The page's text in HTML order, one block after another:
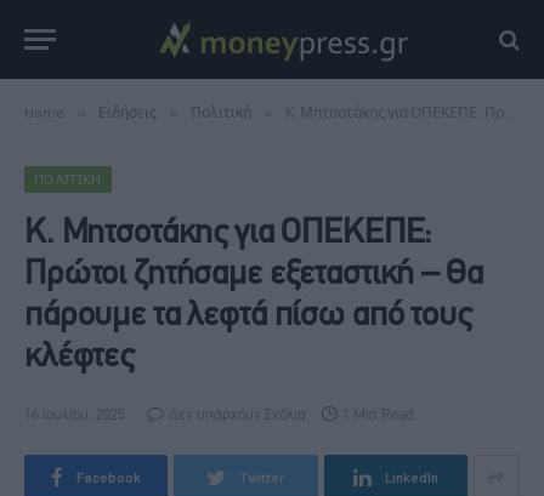
Home Ειδήσεις Πολιτική Κ. Μητσοτάκης για ΟΠΕΚΕΠΕ: Πρώτοι ζητήσαμε εξεταστική – Θα πάρουμε τα λεφτά πίσω από τους κλέφτες
ΠΟΛΙΤΙΚΉ
Κ. Μητσοτάκης για ΟΠΕΚΕΠΕ:
Πρώτοι ζητήσαμε εξεταστική – Θα
πάρουμε τα λεφτά πίσω από τους
κλέφτες
16 Ιουλίου, 2025 Δεν υπάρχουν Σχόλια 1 Min Read
Facebook Twitter LinkedIn